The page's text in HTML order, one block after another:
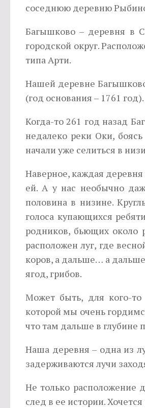
соседнюю деревню
Багышково – деревня в
городской округ.
типа Арти.
Нашей деревне
(год основания – 1761 год).
Когда-то 261 год назад
недалеко реки Оки,
начали уже селиться в
Наверное, каждая
ей. А у нас необычно
половина в низине.
голоса купающихся
родников, бьющих около
расположен луг, где
коров, а дальше… а
ягод, грибов.
Может быть, для кого-
которой мы очень
что там дальше в глубине
Наша деревня – одна из
задерживаются лучи
Не только расположение
след в ее истории.